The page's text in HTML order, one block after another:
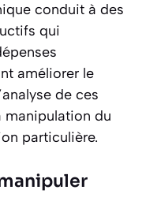
conduit à des
qui
améliorer le
de ces
manipulation du
particulière.